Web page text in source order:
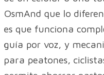
OsmAnd que lo
es que funciona
guía por voz, y
para peatones,